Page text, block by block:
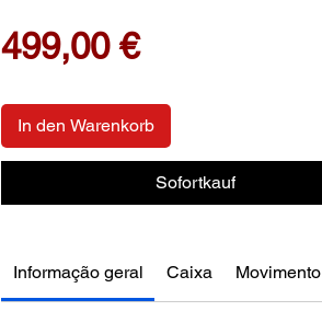
499,00 €Preis
In den Warenkorb
Sofortkauf
Informação geral Caixa Movimento